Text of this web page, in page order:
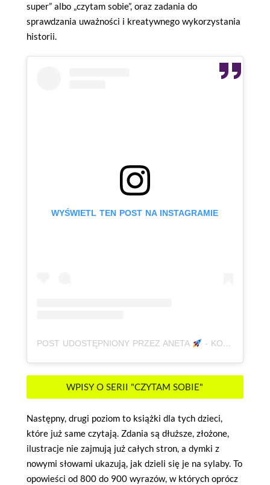
super” albo „czytam sobie”, oraz zadania do
sprawdzania uważności i kreatywnego wykorzystania
historii.
WYŚWIETL TEN POST NA INSTAGRAMIE
POST UDOSTĘPNIONY PRZEZ ANETA - KOREPETYCJE, JĘZYK POLSKI | AUTYZM, ADHD | KSIĄŻKI (@BABAODPOLSKIEGO)
WPISY O SERII "CZYTAM SOBIE"
Następny, drugi poziom to książki dla tych dzieci,
które już same czytają. Zdania są dłuższe, złożone,
ilustracje nie zajmują już całych stron, a dymki z
nowymi słowami ukazują, jak dzieli się je na sylaby. To
opowieści od 800 do 900 wyrazów, w których oprócz